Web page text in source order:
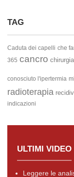
TAG
Caduta dei capelli che
365 cancro chirurgia
conosciuto l'ipertermia
radioterapia
indicazioni
ULTIMI VIDEO
Leggere le